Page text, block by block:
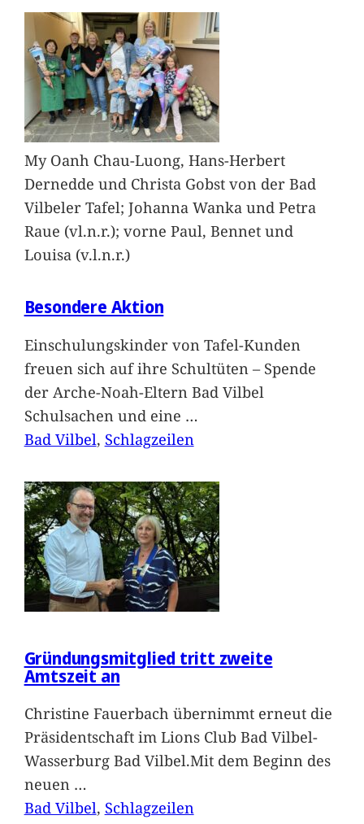
My Oanh Chau-Luong, Hans-Herbert
Dernedde und Christa Gobst von der Bad
Vilbeler Tafel; Johanna Wanka und Petra
Raue (vl.n.r.); vorne Paul, Bennet und
Louisa (v.l.n.r.)
Besondere Aktion
Einschulungskinder von Tafel-Kunden
freuen sich auf ihre Schultüten – Spende
der Arche-Noah-Eltern Bad Vilbel
Schulsachen und eine …
Bad Vilbel, Schlagzeilen
Gründungsmitglied tritt zweite
Amtszeit an
Christine Fauerbach übernimmt erneut die
Präsidentschaft im Lions Club Bad Vilbel-
Wasserburg Bad Vilbel.Mit dem Beginn des
neuen …
Bad Vilbel, Schlagzeilen